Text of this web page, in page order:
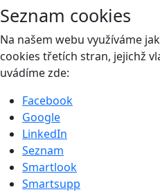
Seznam cookies
Na našem webu využíváme
cookies třetích stran, jejichž
uvádíme zde:
Facebook
Google
LinkedIn
Seznam
Smartlook
Smartsupp